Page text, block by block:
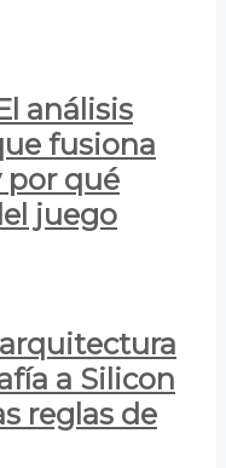
análisis
fusiona
por qué
juego
a Silicon
reglas de